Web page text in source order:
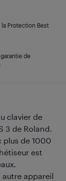
clavier de
3 de Roland.
plus de 1000
est
appareil
Protection Best
de